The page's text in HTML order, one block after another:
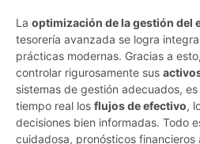
La optimización de la gestión del
tesorería avanzada se logra
prácticas modernas. Gracias a
controlar rigurosamente sus
sistemas de gestión adecuados,
tiempo real los flujos de efectivo,
decisiones bien informadas. Todo
cuidadosa, pronósticos financieros